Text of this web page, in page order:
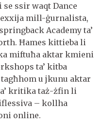
ssir waqt Dance
mill-ġurnalista,
Academy ta’
Ħames kittieba li
miftuħa aktar kmieni
ta’ kitba
u jkunu aktar
kritika taż-żfin li
– kollha
online.